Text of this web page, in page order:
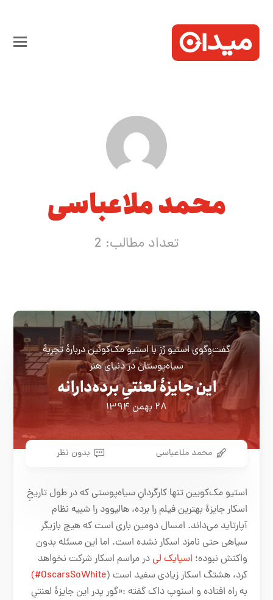
محمد ملاعباسی
تعداد مطالب: 2
گفت‌وگوی استیو رُز با استیو مک‌کوئین دربارۀ تجربۀ
سیاه‌پوستان در دنیای هنر
این جایزۀ لعنتیِ برده‌دارانه
۲۸ بهمن ۱۳۹۴
محمد ملاعباسی بدون نظر
استیو مک‌کویین تنها کارگردانِ سیاه‌پوستی که در طول تاریخِ
اسکار جایزۀ بهترین فیلم را برده، هالیوود را شبیه نظام
آپارتاید می‌داند. امسال دومین باری است که هیچ بازیگر
سیاهی حتی نامزد اسکار نشده است. اما این مسئله بدون
واکنش نبوده؛ اسپایک لیدر مراسم اسکار شرکت نخواهد
کرد، هشتگ اسکار زیادی سفید است (OscarsSoWhite#)
به راه افتاده و اسنوپ داک گفته :«گور پدر این جایزۀ لعنتیِ